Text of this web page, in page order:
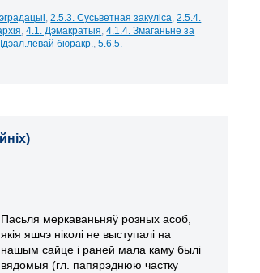
,2.5.3. Сусьветная закуліса ,2.5.4.
,4.1. Дэмакратыя ,4.1.4. Змаганьне за
бюракр. ,5.6.5.
Пасьля меркаваньняў розных асоб,
якія яшчэ ніколі не выступалі на
нашым сайце і раней мала каму былі
вядомыя (гл. папярэднюю частку